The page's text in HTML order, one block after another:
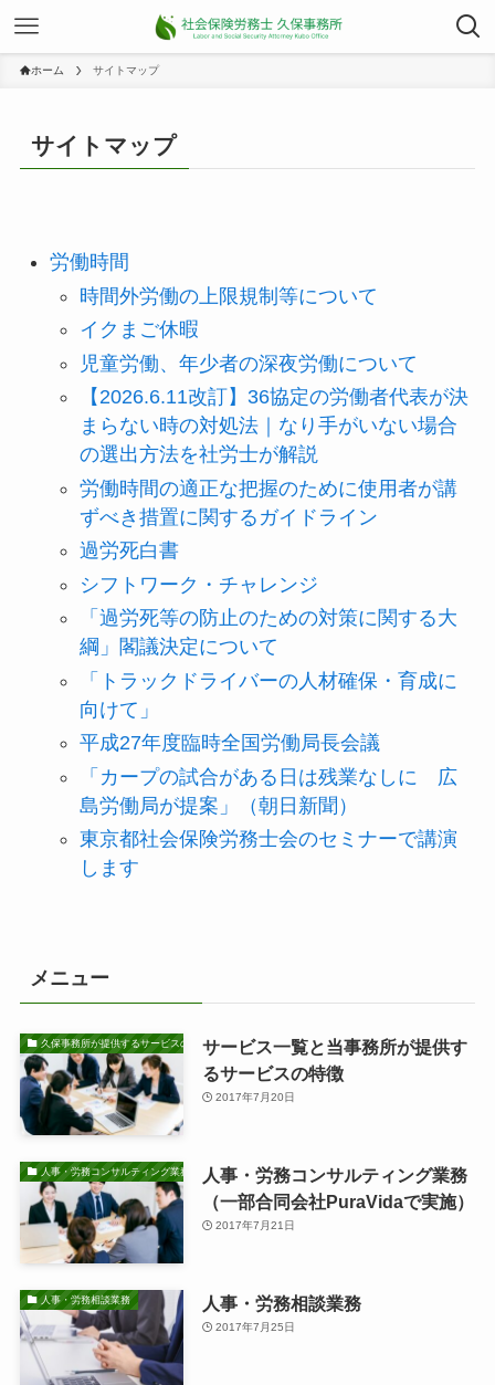
ホーム サイトマップ
サイトマップ
労働時間
時間外労働の上限規制等について
イクまご休暇
児童労働、年少者の深夜労働について
【2026.6.11改訂】36協定の労働者代表が決
まらない時の対処法｜なり手がいない場合
の選出方法を社労士が解説
労働時間の適正な把握のために使用者が講
ずべき措置に関するガイドライン
過労死白書
シフトワーク・チャレンジ
「過労死等の防止のための対策に関する大
綱」閣議決定について
「トラックドライバーの人材確保・育成に
向けて」
平成27年度臨時全国労働局長会議
「カープの試合がある日は残業なしに 広
島労働局が提案」（朝日新聞）
東京都社会保険労務士会のセミナーで講演
します
メニュー
久保事務所が提供するサービスの特徴サービス一覧と当事務所が提供す
るサービスの特徴
2017年7月20日
人事・労務コンサルティング業務
人事・労務コンサルティング業務
（一部合同会社PuraVidaで実施）
2017年7月21日
人事・労務相談業務 人事・労務相談業務
2017年7月25日